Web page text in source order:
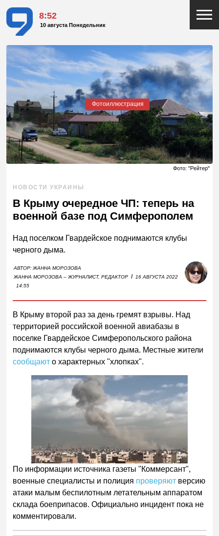
8:52
10 августа Понедельник
Фотоиллюстрация
Фото: "Рейтер"
НОВОСТИ УКРАИНЫ
В Крыму очередное ЧП: теперь на
военной базе под Симферополем
Над поселком Гвардейское поднимаются клубы
черного дыма.
АВТОР:ЖАННА МОРОЗОВА
ЖАННА МОРОЗОВА – ЖУРНАЛИСТ, РЕДАКТОР I
16 АВГУСТА 2022
14:55
В Крыму второй раз за день гремят взрывы. Над
территорией российской военной авиабазы в
поселке Гвардейское Симферопольского района
поднимаются клубы черного дыма. Местные жители
сообщают о характерных "хлопках".
По информации источника газеты "Коммерсант",
военные специалисты и полиция проверяют версию
атаки малым беспилотным летательным аппаратом
склада боеприпасов. Официально инцидент пока не
комментировали.